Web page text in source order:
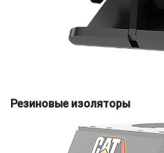
Резиновые изоляторы